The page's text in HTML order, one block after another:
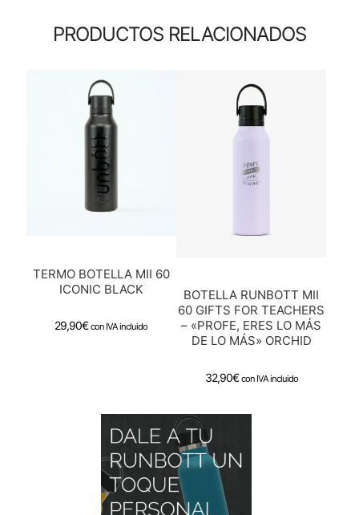
PRODUCTOS RELACIONADOS
TERMO BOTELLA MII 60
ICONIC BLACK
29,90€ con IVA incluido
BOTELLA RUNBOTT MII
60 GIFTS FOR TEACHERS
– «PROFE, ERES LO MÁS
DE LO MÁS» ORCHID
32,90€ con IVA incluido